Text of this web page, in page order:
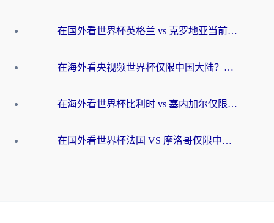
在国外看世界杯英格兰 vs 克罗地亚当前地区不可播放？这篇指南帮你搞定所有海外观赛难题
在海外看央视频世界杯仅限中国大陆？这篇指南帮你解锁中文解说+无卡顿直播
在海外看世界杯比利时 vs 塞内加尔仅限中国大陆？我找到了最流畅的中文解说之路
在国外看世界杯法国 VS 摩洛哥仅限中国大陆？海外党这样看中文解说赛事不卡顿